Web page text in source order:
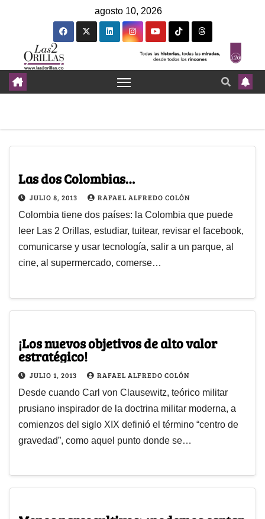
agosto 10, 2026
Las dos Colombias…
JULIO 8, 2013 RAFAEL ALFREDO COLÓN
Colombia tiene dos países: la Colombia que puede
leer Las 2 Orillas, estudiar, tuitear, revisar el facebook,
comunicarse y usar tecnología, salir a un parque, al
cine, al supermercado, comerse…
¡Los nuevos objetivos de alto valor
estratégico!
JULIO 1, 2013 RAFAEL ALFREDO COLÓN
Desde cuando Carl von Clausewitz, teórico militar
prusiano inspirador de la doctrina militar moderna, a
comienzos del siglo XIX definió el término “centro de
gravedad”, como aquel punto donde se…